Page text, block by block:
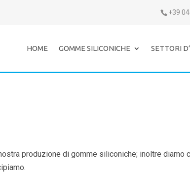
+39
HOME GOMME SILICONICHE SETTORI
produzione di gomme siliconiche; inoltre diamo